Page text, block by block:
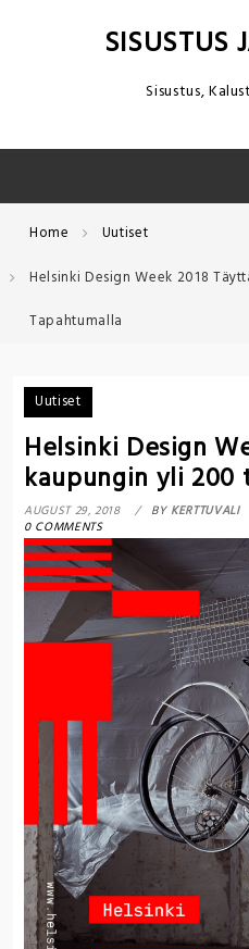
SISUSTUS
Sisustus,
Home
Uutiset
Helsinki Design Week 2018
Tapahtumalla
Uutiset
Helsinki Design
kaupungin yli 200
AUGUST 29, 2018 BY KERTTUVALI
0 COMMENTS